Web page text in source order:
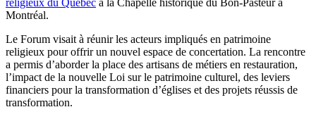
Montréal.
Le Forum visait à réunir les acteurs impliqués en patrimoine
religieux pour offrir un nouvel espace de concertation. La rencontre
a permis d’aborder la place des artisans de métiers en restauration,
l’impact de la nouvelle Loi sur le patrimoine culturel, des leviers
financiers pour la transformation d’églises et des projets réussis de
transformation.